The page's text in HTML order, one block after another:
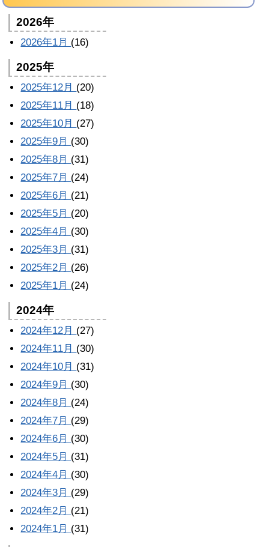
2026年
2026年1月 (16)
2025年
2025年12月 (20)
2025年11月 (18)
2025年10月 (27)
2025年9月 (30)
2025年8月 (31)
2025年7月 (24)
2025年6月 (21)
2025年5月 (20)
2025年4月 (30)
2025年3月 (31)
2025年2月 (26)
2025年1月 (24)
2024年
2024年12月 (27)
2024年11月 (30)
2024年10月 (31)
2024年9月 (30)
2024年8月 (24)
2024年7月 (29)
2024年6月 (30)
2024年5月 (31)
2024年4月 (30)
2024年3月 (29)
2024年2月 (21)
2024年1月 (31)